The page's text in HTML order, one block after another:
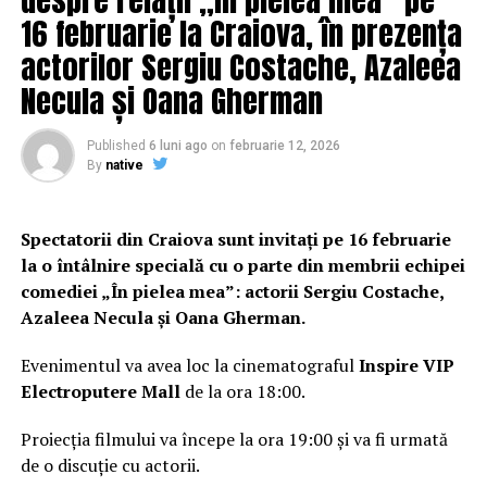
DON'T MISS
Ea este cel mai bine plătită cântăreață! Suma COLOSALĂ
pe care a încasat-o | DoljAZI
16 februarie la Craiova, în prezența
actorilor Sergiu Costache, Azaleea
Necula și Oana Gherman
Published 6 luni ago on februarie 12, 2026
By native
Spectatorii din Craiova sunt invitați pe 16 februarie
la o întâlnire specială cu o parte din membrii echipei
comediei „În pielea mea”: actorii Sergiu Costache,
Azaleea Necula și Oana Gherman.
Evenimentul va avea loc la cinematografulInspire VIP
Electroputere Mall de la ora 18:00.
Proiecția filmului va începe la ora 19:00 și va fi urmată
de o discuție cu actorii.